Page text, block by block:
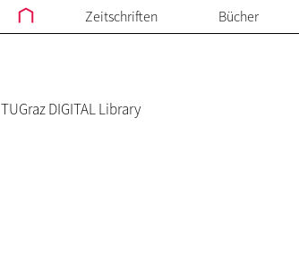
Zeitschriften Bücher
TUGraz DIGITAL Library